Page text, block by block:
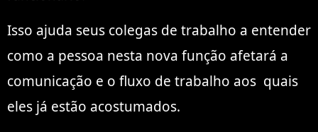
Isso ajuda seus colegas de trabalho a entender
como a pessoa nesta nova função afetará a
comunicação e o fluxo de trabalho aos quais
eles já estão acostumados.